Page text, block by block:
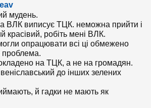
мудень.
ВЛК виписує ТЦК. неможна прийти і
красівий, робіть мені ВЛК.
опрацювати всі ці обмежено
проблема.
на ТЦК, а не на громадян.
до інших зелених
й гадки не мають як